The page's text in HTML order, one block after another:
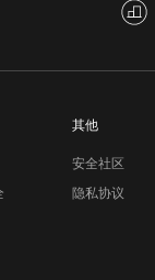
其他
安全社区
隐私协议